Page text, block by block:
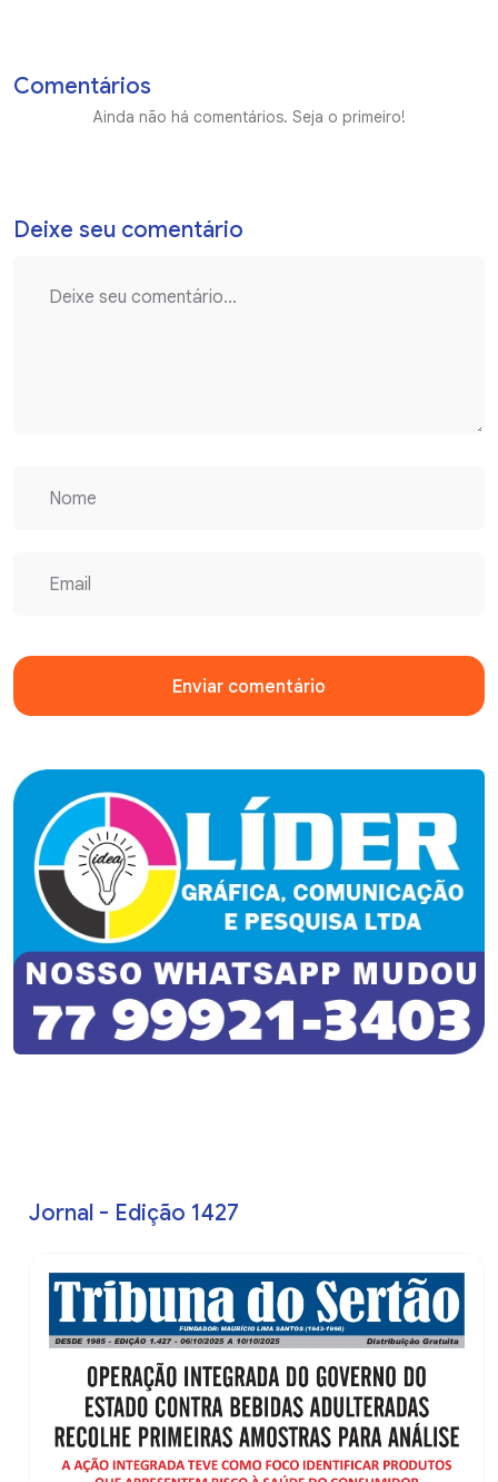
Comentários
Ainda não há comentários. Seja o primeiro!
Deixe seu comentário
Enviar comentário
Jornal - Edição 1427